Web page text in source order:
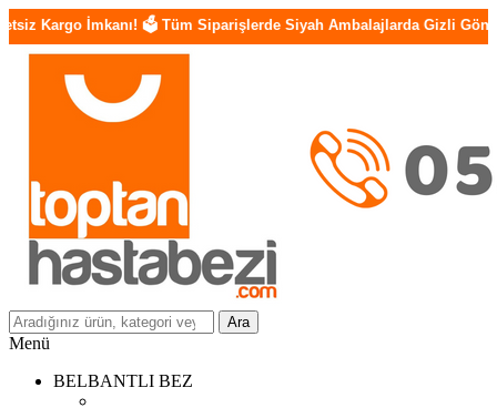
🗳️ Tüm Siparişlerde Siyah Ambalajlarda Gizli Gönderim 🔒
Ara
Menü
BELBANTLI BEZ